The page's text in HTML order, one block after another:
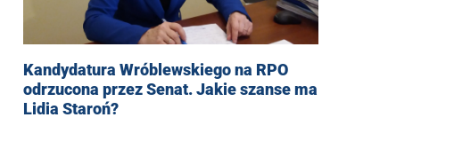
Kandydatura Wróblewskiego na RPO
odrzucona przez Senat. Jakie szanse ma
Lidia Staroń?